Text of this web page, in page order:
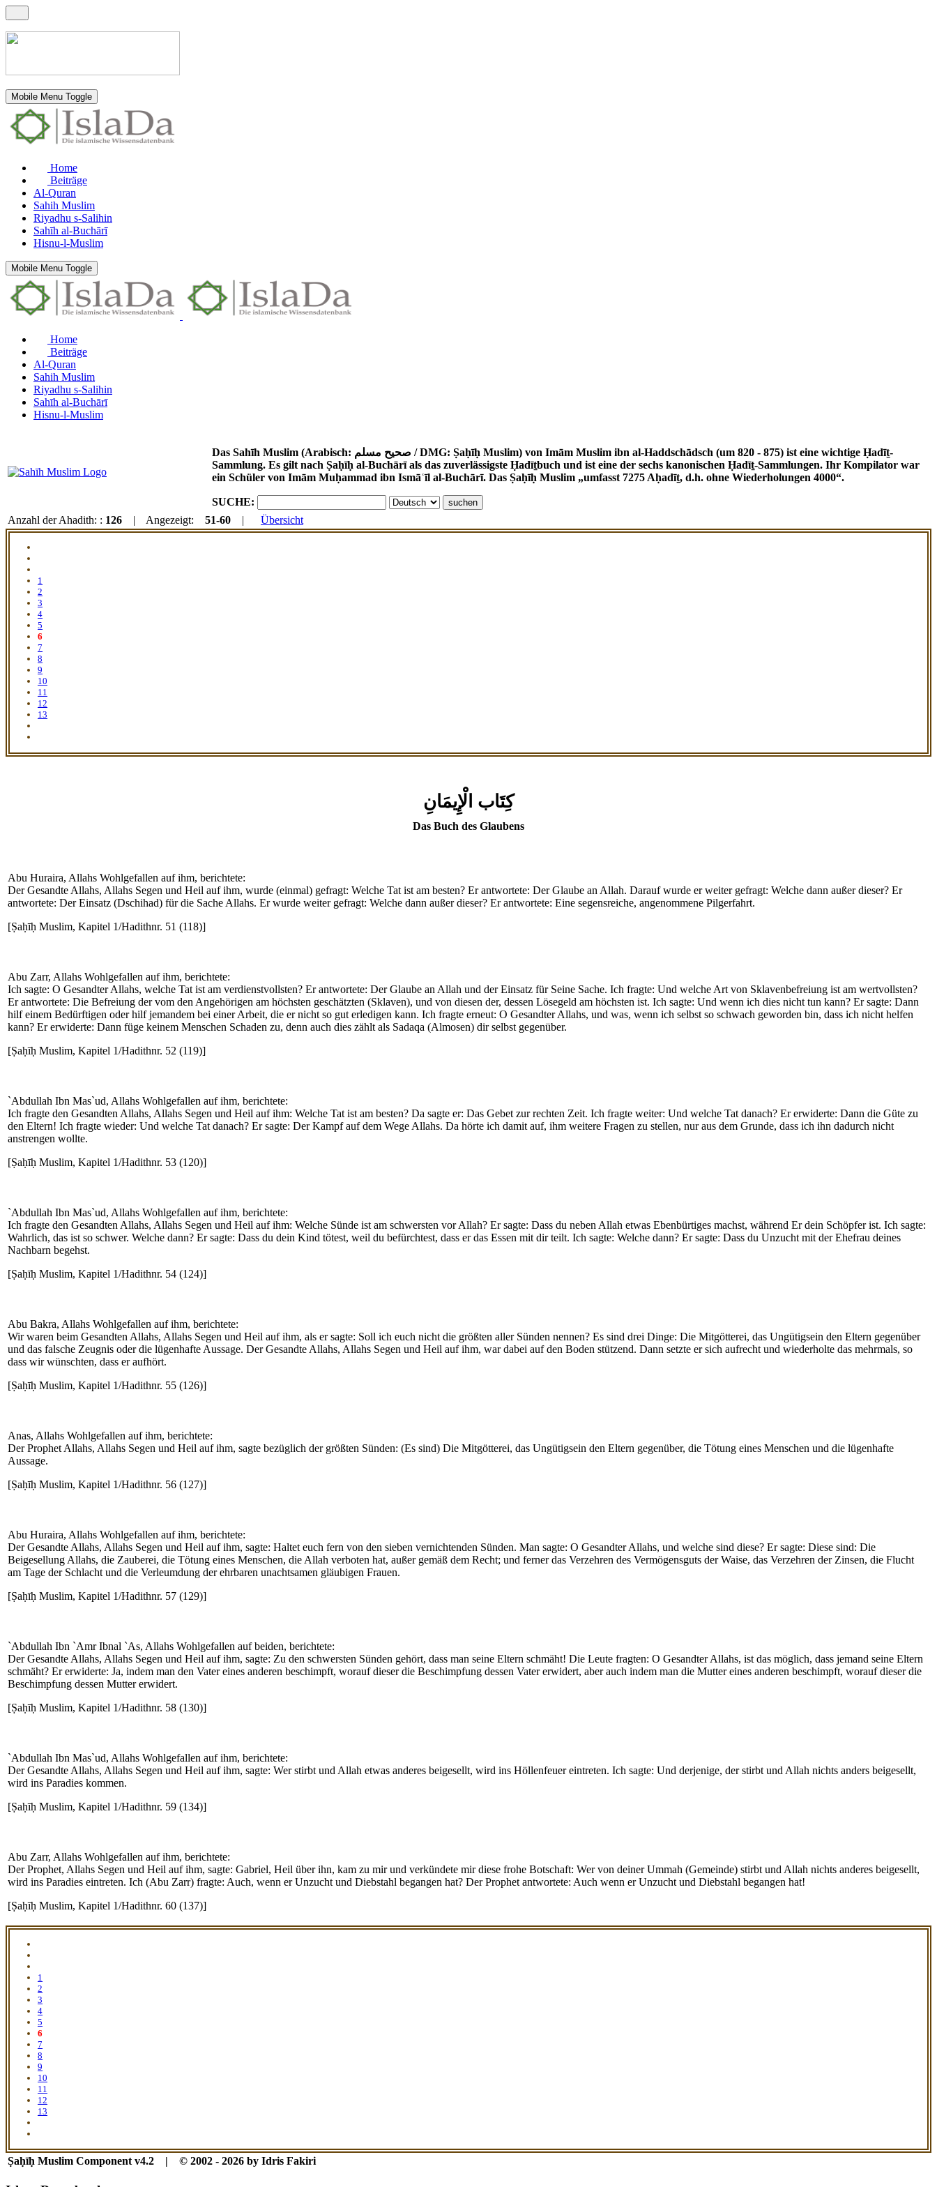
Mobile Menu Toggle
Home
Beiträge
Al-Quran
Sahih Muslim
Riyadhu s-Salihin
Sahīh al-Buchārī
Hisnu-l-Muslim
Mobile Menu Toggle
Home
Beiträge
Al-Quran
Sahih Muslim
Riyadhu s-Salihin
Sahīh al-Buchārī
Hisnu-l-Muslim
Das Sahīh Muslim (Arabisch: صحيح مسلم / DMG: Ṣaḥīḥ Muslim) von Imām Muslim ibn al-Haddschādsch (um 820 - 875) ist eine wichtige Ḥadīṯ-
Sammlung. Es gilt nach Ṣaḥīḥ al-Buchārī als das zuverlässigste Ḥadīṯbuch und ist eine der sechs kanonischen Ḥadīṯ-Sammlungen. Ihr Kompilator war
ein Schüler von Imām Muḥammad ibn Ismāʿīl al-Buchārī. Das Ṣaḥīḥ Muslim „umfasst 7275 Aḥadīṯ, d.h. ohne Wiederholungen 4000“.
SUCHE:
Anzahl der Ahadith: : 126 | Angezeigt: 51-60 | Übersicht
1
2
3
4
5
6
7
8
9
10
11
12
13
كِتَاب الْإِيمَانِ
Das Buch des Glaubens
Abu Huraira, Allahs Wohlgefallen auf ihm, berichtete:
Der Gesandte Allahs, Allahs Segen und Heil auf ihm, wurde (einmal) gefragt: Welche Tat ist am besten? Er antwortete: Der Glaube an Allah. Darauf wurde er weiter gefragt: Welche dann außer dieser? Er
antwortete: Der Einsatz (Dschihad) für die Sache Allahs. Er wurde weiter gefragt: Welche dann außer dieser? Er antwortete: Eine segensreiche, angenommene Pilgerfahrt.
[Ṣaḥīḥ Muslim, Kapitel 1/Hadithnr. 51 (118)]
Abu Zarr, Allahs Wohlgefallen auf ihm, berichtete:
Ich sagte: O Gesandter Allahs, welche Tat ist am verdienstvollsten? Er antwortete: Der Glaube an Allah und der Einsatz für Seine Sache. Ich fragte: Und welche Art von Sklavenbefreiung ist am wertvollsten?
Er antwortete: Die Befreiung der vom den Angehörigen am höchsten geschätzten (Sklaven), und von diesen der, dessen Lösegeld am höchsten ist. Ich sagte: Und wenn ich dies nicht tun kann? Er sagte: Dann
hilf einem Bedürftigen oder hilf jemandem bei einer Arbeit, die er nicht so gut erledigen kann. Ich fragte erneut: O Gesandter Allahs, und was, wenn ich selbst so schwach geworden bin, dass ich nicht helfen
kann? Er erwiderte: Dann füge keinem Menschen Schaden zu, denn auch dies zählt als Sadaqa (Almosen) dir selbst gegenüber.
[Ṣaḥīḥ Muslim, Kapitel 1/Hadithnr. 52 (119)]
`Abdullah Ibn Mas`ud, Allahs Wohlgefallen auf ihm, berichtete:
Ich fragte den Gesandten Allahs, Allahs Segen und Heil auf ihm: Welche Tat ist am besten? Da sagte er: Das Gebet zur rechten Zeit. Ich fragte weiter: Und welche Tat danach? Er erwiderte: Dann die Güte zu
den Eltern! Ich fragte wieder: Und welche Tat danach? Er sagte: Der Kampf auf dem Wege Allahs. Da hörte ich damit auf, ihm weitere Fragen zu stellen, nur aus dem Grunde, dass ich ihn dadurch nicht
anstrengen wollte.
[Ṣaḥīḥ Muslim, Kapitel 1/Hadithnr. 53 (120)]
`Abdullah Ibn Mas`ud, Allahs Wohlgefallen auf ihm, berichtete:
Ich fragte den Gesandten Allahs, Allahs Segen und Heil auf ihm: Welche Sünde ist am schwersten vor Allah? Er sagte: Dass du neben Allah etwas Ebenbürtiges machst, während Er dein Schöpfer ist. Ich sagte:
Wahrlich, das ist so schwer. Welche dann? Er sagte: Dass du dein Kind tötest, weil du befürchtest, dass er das Essen mit dir teilt. Ich sagte: Welche dann? Er sagte: Dass du Unzucht mit der Ehefrau deines
Nachbarn begehst.
[Ṣaḥīḥ Muslim, Kapitel 1/Hadithnr. 54 (124)]
Abu Bakra, Allahs Wohlgefallen auf ihm, berichtete:
Wir waren beim Gesandten Allahs, Allahs Segen und Heil auf ihm, als er sagte: Soll ich euch nicht die größten aller Sünden nennen? Es sind drei Dinge: Die Mitgötterei, das Ungütigsein den Eltern gegenüber
und das falsche Zeugnis oder die lügenhafte Aussage. Der Gesandte Allahs, Allahs Segen und Heil auf ihm, war dabei auf den Boden stützend. Dann setzte er sich aufrecht und wiederholte das mehrmals, so
dass wir wünschten, dass er aufhört.
[Ṣaḥīḥ Muslim, Kapitel 1/Hadithnr. 55 (126)]
Anas, Allahs Wohlgefallen auf ihm, berichtete:
Der Prophet Allahs, Allahs Segen und Heil auf ihm, sagte bezüglich der größten Sünden: (Es sind) Die Mitgötterei, das Ungütigsein den Eltern gegenüber, die Tötung eines Menschen und die lügenhafte
Aussage.
[Ṣaḥīḥ Muslim, Kapitel 1/Hadithnr. 56 (127)]
Abu Huraira, Allahs Wohlgefallen auf ihm, berichtete:
Der Gesandte Allahs, Allahs Segen und Heil auf ihm, sagte: Haltet euch fern von den sieben vernichtenden Sünden. Man sagte: O Gesandter Allahs, und welche sind diese? Er sagte: Diese sind: Die
Beigesellung Allahs, die Zauberei, die Tötung eines Menschen, die Allah verboten hat, außer gemäß dem Recht; und ferner das Verzehren des Vermögensguts der Waise, das Verzehren der Zinsen, die Flucht
am Tage der Schlacht und die Verleumdung der ehrbaren unachtsamen gläubigen Frauen.
[Ṣaḥīḥ Muslim, Kapitel 1/Hadithnr. 57 (129)]
`Abdullah Ibn `Amr Ibnal `As, Allahs Wohlgefallen auf beiden, berichtete:
Der Gesandte Allahs, Allahs Segen und Heil auf ihm, sagte: Zu den schwersten Sünden gehört, dass man seine Eltern schmäht! Die Leute fragten: O Gesandter Allahs, ist das möglich, dass jemand seine Eltern
schmäht? Er erwiderte: Ja, indem man den Vater eines anderen beschimpft, worauf dieser die Beschimpfung dessen Vater erwidert, aber auch indem man die Mutter eines anderen beschimpft, worauf dieser die
Beschimpfung dessen Mutter erwidert.
[Ṣaḥīḥ Muslim, Kapitel 1/Hadithnr. 58 (130)]
`Abdullah Ibn Mas`ud, Allahs Wohlgefallen auf ihm, berichtete:
Der Gesandte Allahs, Allahs Segen und Heil auf ihm, sagte: Wer stirbt und Allah etwas anderes beigesellt, wird ins Höllenfeuer eintreten. Ich sagte: Und derjenige, der stirbt und Allah nichts anders beigesellt,
wird ins Paradies kommen.
[Ṣaḥīḥ Muslim, Kapitel 1/Hadithnr. 59 (134)]
Abu Zarr, Allahs Wohlgefallen auf ihm, berichtete:
Der Prophet, Allahs Segen und Heil auf ihm, sagte: Gabriel, Heil über ihn, kam zu mir und verkündete mir diese frohe Botschaft: Wer von deiner Ummah (Gemeinde) stirbt und Allah nichts anderes beigesellt,
wird ins Paradies eintreten. Ich (Abu Zarr) fragte: Auch, wenn er Unzucht und Diebstahl begangen hat? Der Prophet antwortete: Auch wenn er Unzucht und Diebstahl begangen hat!
[Ṣaḥīḥ Muslim, Kapitel 1/Hadithnr. 60 (137)]
1
2
3
4
5
6
7
8
9
10
11
12
13
Ṣaḥīḥ Muslim Component v4.2 | © 2002 - 2026 by Idris Fakiri